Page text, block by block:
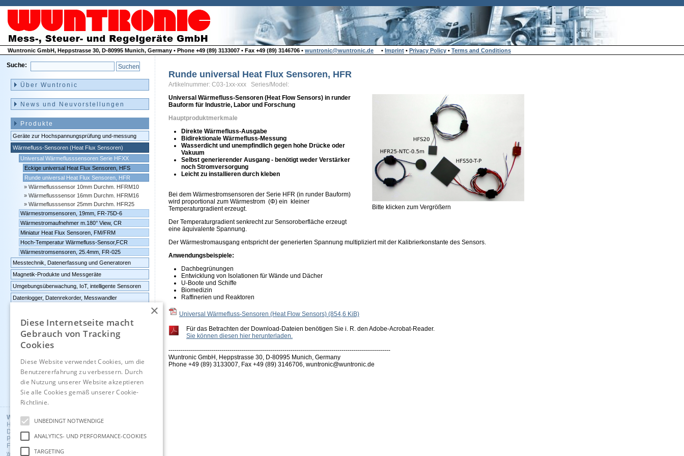
Wuntronic GmbH, Heppstrasse 30, D-80995 Munich, Germany • Phone +49 (89) 3133007 • Fax +49 (89) 3146706 • wuntronic@wuntronic.de • Imprint • Privacy Policy • Terms and Conditions
Runde universal Heat Flux Sensoren, HFR
Artikelnummer: C03-1xx-xxx Series/Model:
Bitte klicken zum Vergrößern
Universal Wärmefluss-Sensoren (Heat Flow Sensors) in runder
Bauform für Industrie, Labor und Forschung
Hauptproduktmerkmale
Direkte Wärmefluss-Ausgabe
Bidirektionale Wärmefluss-Messung
Wasserdicht und unempfindlich gegen hohe Drücke oder
Vakuum
Selbst generierender Ausgang - benötigt weder Verstärker
noch Stromversorgung
Leicht zu installieren durch kleben
Bei dem Wärmestromsensoren der Serie HFR (in runder Bauform)
wird proportional zum Wärmestrom (Φ) ein kleiner
Temperaturgradient erzeugt.
Der Temperaturgradient senkrecht zur Sensoroberfläche erzeugt
eine äquivalente Spannung.
Der Wärmestromausgang entspricht der generierten Spannung multipliziert mit der Kalibrierkonstante des Sensors.
Anwendungsbeispiele:
Dachbegrünungen
Entwicklung von Isolationen für Wände und Dächer
U-Boote und Schiffe
Biomedizin
Raffinerien und Reaktoren
Universal Wärmefluss-Sensoren (Heat Flow Sensors) (854,6 KiB)
Für das Betrachten der Download-Dateien benötigen Sie i. R. den Adobe-Acrobat-Reader.
Sie können diesen hier herunterladen.
-------------------------------------------------------------------------------------------------------------
Wuntronic GmbH, Heppstrasse 30, D-80995 Munich, Germany
Phone +49 (89) 3133007, Fax +49 (89) 3146706, wuntronic@wuntronic.de
Suche:
überspringen
Über Wuntronic
News und Neuvorstellungen
Produkte
Geräte zur Hochspannungsprüfung und-messung
Wärmefluss-Sensoren (Heat Flux Sensoren)
Universal Wärmeflusssensoren Serie HFXX
Eckige universal Heat Flux Sensoren, HFS
Runde universal Heat Flux Sensoren, HFR
Wärmeflusssensor 10mm Durchm. HFRM10
Wärmeflusssensor 16mm Durchm. HFRM16
Wärmeflusssensor 25mm Durchm. HFR25
Wärmestromsensoren, 19mm, FR-75D-6
Wärmestromaufnehmer m.180° View, CR
Miniatur Heat Flux Sensoren, FM/FRM
Hoch-Temperatur Wärmefluss-Sensor,FCR
Wärmestromsensoren, 25.4mm, FR-025
Messtechnik, Datenerfassung und Generatoren
Magnetik-Produkte und Messgeräte
Umgebungsüberwachung, IoT, intelligente Sensoren
Datenlogger, Datenrekorder, Messwandler
Demogeräte
Kontakt
Impressum
Englisch
Wuntronic GmbH
Heppstrasse 30
D - 80995 Munich, Germany
Phone +49 (89) 3133007
Fax +49 (89) 3146706
wuntronic@wuntronic.de
×
Diese Internetseite macht
Gebrauch von Tracking
Cookies
Diese Website verwendet Cookies, um die
Benutzererfahrung zu verbessern. Durch
die Nutzung unserer Website akzeptieren
Sie alle Cookies gemäß unserer Cookie-
Richtlinie.
UNBEDINGT NOTWENDIGE
ANALYTICS- UND PERFORMANCE-COOKIES
TARGETING